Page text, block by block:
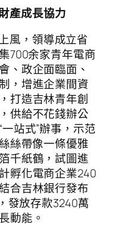
產成長協力
風，領導成立省
700余家青年電商
、政企面臨面、
，增進企業間資
打造吉林青年創
供給不花錢辦公
站式”辦事，示范
絲帶像一條優雅
千紙鶴，試圖進
孵化電商企業240
合吉林銀行發布
發放存款3240萬
動能。